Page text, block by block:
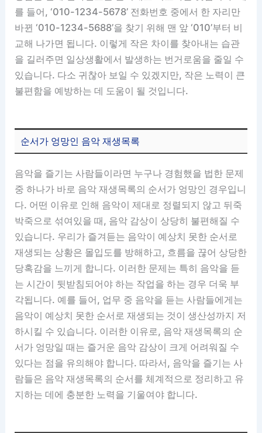
를 들어, ‘010-1234-5678’ 전화번호 중에서 한 자리만
바뀐 ‘010-1234-5688’을 찾기 위해 맨 앞 ‘010’부터 비
교해 나가면 됩니다. 이렇게 작은 차이를 찾아내는 습관
을 길러주면 일상생활에서 발생하는 번거로움을 줄일 수
있습니다. 다소 귀찮아 보일 수 있겠지만, 작은 노력이 큰
불편함을 예방하는 데 도움이 될 것입니다.
순서가 엉망인 음악 재생목록
음악을 즐기는 사람들이라면 누구나 경험했을 법한 문제
중 하나가 바로 음악 재생목록의 순서가 엉망인 경우입니
다. 어떤 이유로 인해 음악이 제대로 정렬되지 않고 뒤죽
박죽으로 섞여있을 때, 음악 감상이 상당히 불편해질 수
있습니다. 우리가 즐겨듣는 음악이 예상치 못한 순서로
재생되는 상황은 몰입도를 방해하고, 흐름을 끊어 상당한
당혹감을 느끼게 합니다. 이러한 문제는 특히 음악을 듣
는 시간이 뒷받침되어야 하는 작업을 하는 경우 더욱 부
각됩니다. 예를 들어, 업무 중 음악을 듣는 사람들에게는
음악이 예상치 못한 순서로 재생되는 것이 생산성까지 저
하시킬 수 있습니다. 이러한 이유로, 음악 재생목록의 순
서가 엉망일 때는 즐거운 음악 감상이 크게 어려워질 수
있다는 점을 유의해야 합니다. 따라서, 음악을 즐기는 사
람들은 음악 재생목록의 순서를 체계적으로 정리하고 유
지하는 데에 충분한 노력을 기울여야 합니다.